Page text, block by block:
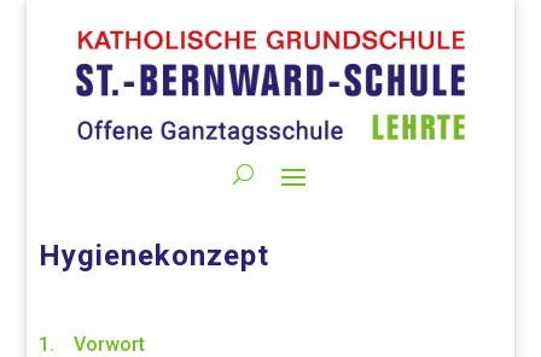
Hygienekonzept
1. Vorwort